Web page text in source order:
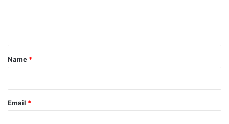
*
Name *
Email *